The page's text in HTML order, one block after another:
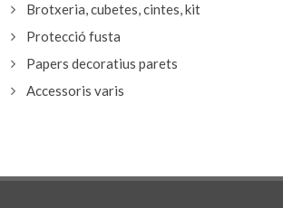
Brotxeria, cubetes, cintes, kit
Protecció fusta
Papers decoratius parets
Accessoris varis